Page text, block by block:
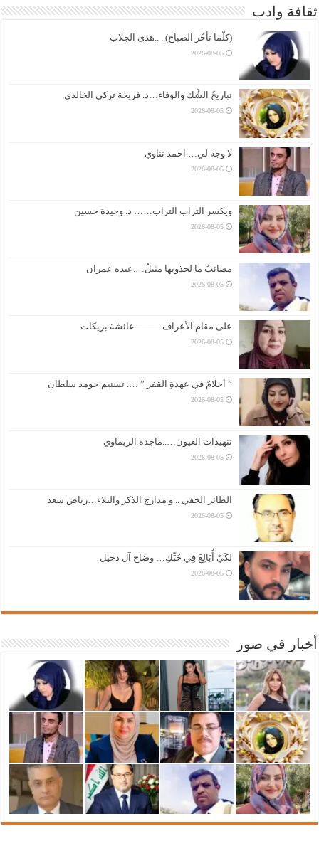
ثقافة وادب
(كلّما تأخّر الصباح).. ..هدى الجلاب
2026-08-05
تباريحُ الشَّك والوفاء…د. فريحة تركي الخالدي
2026-08-05
لا وجهَ لي….احمد نناوي
2026-08-05
ويكسر التراب التراب…… د. وحيدة حسين
2026-08-05
مصائبُ ما لجذوتها مثيلُ….عبده عمران
2026-08-05
على مقام الأعراف ——– عائشة بريكات
2026-08-05
” أحلامٌ في عهدةِ القَفر ” …. تسنيم حومد سلطان
2026-08-05
تنهيدات العيون…..ماجده الريماوي
2026-08-05
الطائر الخفي .. و مدارج الذكر والبلاء…رياض سعد
2026-08-05
لكَيْ أُبَالِغَ فِي حُبِّكِ… وضاح آل دخيل
2026-08-05
أخبار في صور